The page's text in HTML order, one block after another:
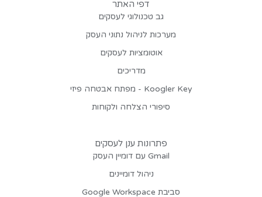
פתרונות ענן לעסקים
Gmail עם דומיין העסק
ניהול דומיינים
סביבת Google Workspace
דפי האתר
גב טכנולוגי לעסקים
מערכות לניהול נתוני העסק
אוטומציות לעסקים
מדריכים
Koogler Key - מפתח אבטחה פיזי
סיפורי הצלחה ולקוחות